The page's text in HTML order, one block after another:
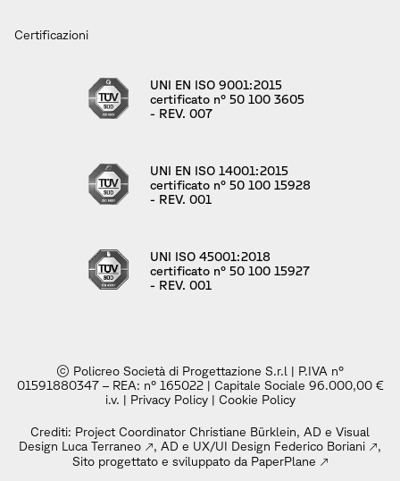
Certificazioni
UNI EN ISO 9001:2015
certificato n° 50 100 3605
- REV. 007
UNI EN ISO 14001:2015
certificato n° 50 100 15928
- REV. 001
UNI ISO 45001:2018
certificato n° 50 100 15927
- REV. 001
© Policreo Società di Progettazione S.r.l | P.IVA n°
01591880347 – REA: n° 165022 | Capitale Sociale 96.000,00 €
i.v. | Privacy Policy| Cookie Policy
Crediti: Project Coordinator Christiane Bürklein, AD e Visual
Design Luca Terraneo , AD e UX/UI Design Federico Boriani
,
Sito progettato e sviluppato da PaperPlane